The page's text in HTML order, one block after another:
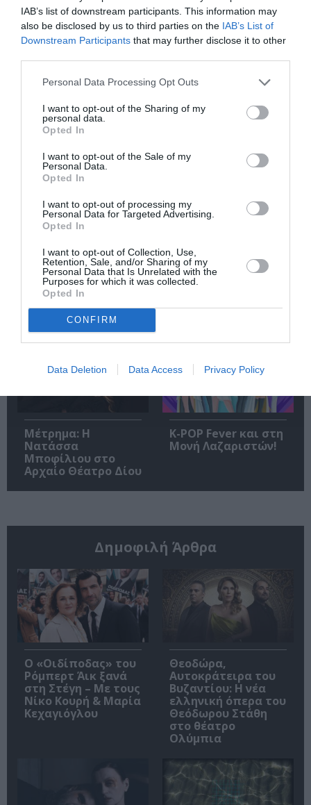
IAB’s list of downstream participants. This information may
also be disclosed by us to third parties on the IAB’s List of
Downstream Participants that may further disclose it to other
Personal Data Processing Opt Outs
I want to opt-out of the Sharing of my
personal data.
Opted In
I want to opt-out of the Sale of my
Personal Data.
Opted In
I want to opt-out of processing my
Personal Data for Targeted Advertising.
Opted In
I want to opt-out of Collection, Use,
Retention, Sale, and/or Sharing of my
Personal Data that Is Unrelated with the
Purposes for which it was collected.
Opted In
CONFIRM
Data Deletion Data Access Privacy Policy
Ακολουθήστε το Culturenow.gr
Σταύρος Ξαρχάκος:
Ταξίδι στο φως στο
Θέατρο Λυκαβηττού
Η Μουσική
Τεχνόπολη 2026
υποδέχεται έναν
συναυλιακό
Μέτρημα: Η
Νατάσσα
Μποφίλιου στο
Αρχαίο Θέατρο Δίου
K-POP Fever και στη
Μονή Λαζαριστών!
Δημοφιλή Άρθρα
O «Οιδίποδας» του
Ρόμπερτ Άικ ξανά
στη Στέγη – Με τους
Νίκο Κουρή & Μαρία
Κεχαγιόγλου
Θεοδώρα,
Αυτοκράτειρα του
Βυζαντίου: Η νέα
ελληνική όπερα του
Θεόδωρου Στάθη
στο θέατρο
Ολύμπια